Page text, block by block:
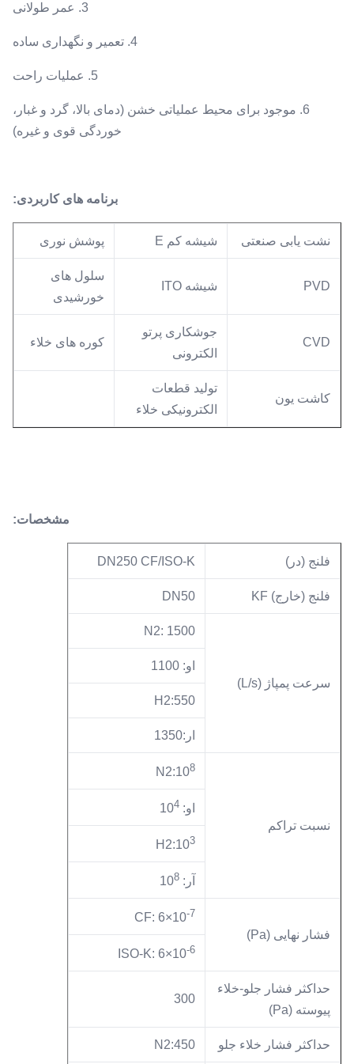
3. عمر طولانی
4. تعمیر و نگهداری ساده
5. عملیات راحت
6. موجود برای محیط عملیاتی خشن (دمای بالا، گرد و غبار،
خوردگی قوی و غیره)
برنامه های کاربردی:
نشت یابی صنعتی شیشه کم E پوشش نوری
PVD شیشه ITO
سلول های
خورشیدی
CVD
جوشکاری پرتو
الکترونی
کوره های خلاء
کاشت یون
تولید قطعات
الکترونیکی خلاء
مشخصات:
فلنج (در) DN250 CF/ISO-K
فلنج (خارج) KF DN50
سرعت پمپاژ (L/s)
N2: 1500
او: 1100
H2:550
ار:1350
نسبت تراکم
N2:108
او: 10 4
H2:103
آر: 10 8
فشار نهایی (Pa)
CF: 6×10-7
ISO-K: 6×10-6
حداکثر فشار جلو-خلاء
پیوسته (Pa)
300
حداکثر فشار خلاء جلو N2:450